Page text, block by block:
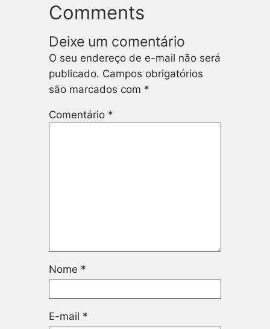
Comments
Deixe um comentário
O seu endereço de e-mail não será
publicado. Campos obrigatórios
são marcados com *
Comentário *
Nome *
E-mail *